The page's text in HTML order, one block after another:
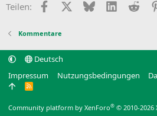
Teilen: Facebook BlueskyLinkedIn
Kommentare
Deutsch
Impressum
Nutzungsbedingungen
R
Community platform by XenForo® © 2010-2026